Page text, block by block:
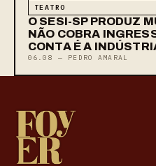
TEATRO
O SESI-SP PRODUZ
NÃO COBRA
CONTA É A
06.08 — PEDRO AMARAL